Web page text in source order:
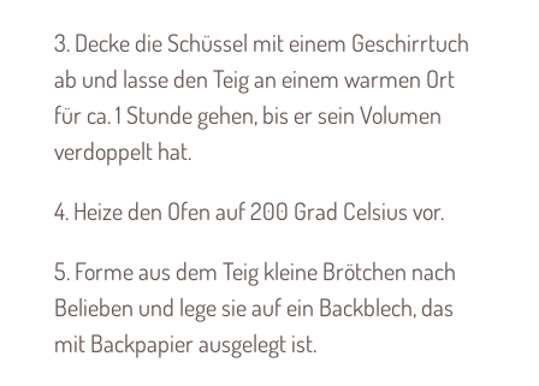
3. Decke die Schüssel mit einem Geschirrtuch
ab und lasse den Teig an einem warmen Ort
für ca. 1 Stunde gehen, bis er sein Volumen
verdoppelt hat.
4. Heize den Ofen auf 200 Grad Celsius vor.
5. Forme aus dem Teig kleine Brötchen nach
Belieben und lege sie auf ein Backblech, das
mit Backpapier ausgelegt ist.